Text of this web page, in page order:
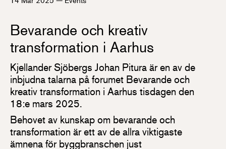
Bevarande och kreativ
transformation i Aarhus
Kjellander Sjöbergs Johan Pitura är en av de
inbjudna talarna på forumet Bevarande och
kreativ transformation i Aarhus tisdagen den
18:e mars 2025.
Behovet av kunskap om bevarande och
transformation är ett av de allra viktigaste
ämnena för byggbranschen just